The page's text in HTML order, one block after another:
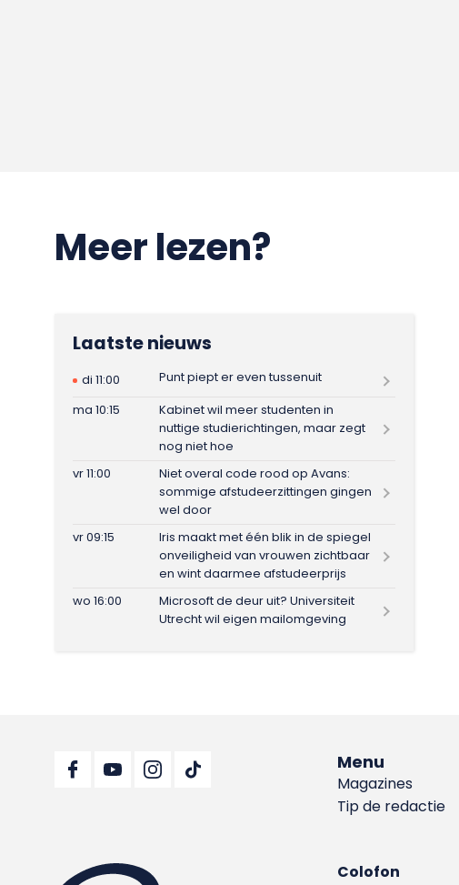
Meer lezen?
Laatste nieuws
di 11:00
Punt piept er even tussenuit
ma 10:15
Kabinet wil meer studenten in
nuttige studierichtingen, maar zegt
nog niet hoe
vr 11:00
Niet overal code rood op Avans:
sommige afstudeerzittingen gingen
wel door
vr 09:15
Iris maakt met één blik in de spiegel
onveiligheid van vrouwen zichtbaar
en wint daarmee afstudeerprijs
wo 16:00
Microsoft de deur uit? Universiteit
Utrecht wil eigen mailomgeving
Menu
Magazines
Tip de redactie
Colofon